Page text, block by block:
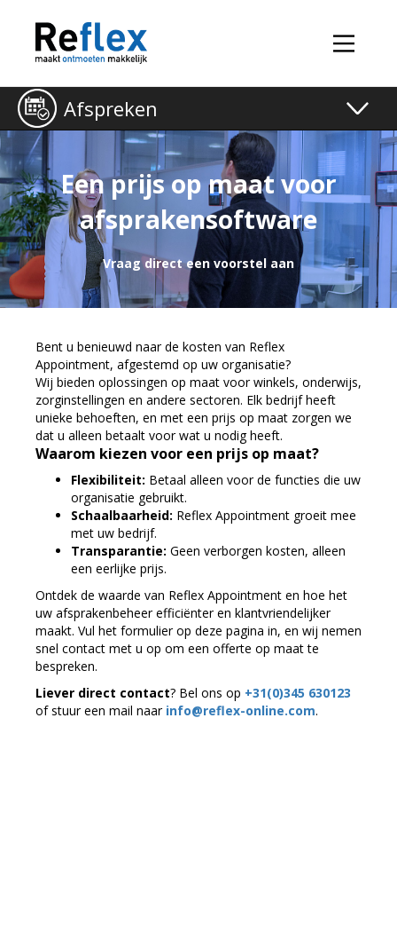
Toggle
Afspreken
Een prijs op maat voor
afsprakensoftware
Vraag direct een voorstel aan
Bent u benieuwd naar de kosten van Reflex
Appointment, afgestemd op uw organisatie?
Wij bieden oplossingen op maat voor winkels, onderwijs,
zorginstellingen en andere sectoren. Elk bedrijf heeft
unieke behoeften, en met een prijs op maat zorgen we
dat u alleen betaalt voor wat u nodig heeft.
Waarom kiezen voor een prijs op maat?
Flexibiliteit: Betaal alleen voor de functies die uw
organisatie gebruikt.
Schaalbaarheid: Reflex Appointment groeit mee
met uw bedrijf.
Transparantie: Geen verborgen kosten, alleen
een eerlijke prijs.
Ontdek de waarde van Reflex Appointment en hoe het
uw afsprakenbeheer efficiënter en klantvriendelijker
maakt. Vul het formulier op deze pagina in, en wij nemen
snel contact met u op om een offerte op maat te
bespreken.
Liever direct contact? Bel ons op +31(0)345 630123
of stuur een mail naar info@reflex-online.com.